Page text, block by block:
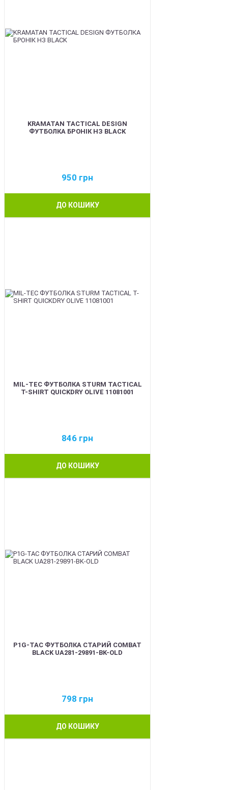
KRAMATAN TACTICAL DESIGN
ФУТБОЛКА БРОНІК НЗ BLACK
950 грн
ДО КОШИКУ
MIL-TEC ФУТБОЛКА STURM TACTICAL
T-SHIRT QUICKDRY OLIVE 11081001
846 грн
ДО КОШИКУ
P1G-TAC ФУТБОЛКА СТАРИЙ COMBAT
BLACK UA281-29891-BK-OLD
798 грн
ДО КОШИКУ